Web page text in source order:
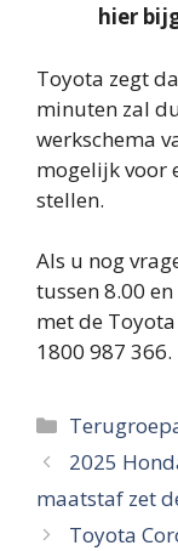
hier
Toyota zegt
minuten zal
werkschema
mogelijk voor
stellen.
Als u nog
tussen 8.00
met de
1800 987 366.
2025
maatstaf zet
Toyota